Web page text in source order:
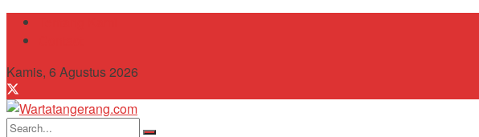
Kamis, 6 Agustus 2026